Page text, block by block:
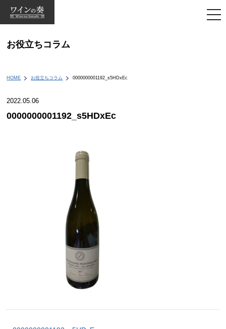
お役立ちコラム
HOME お役立ちコラム 0000000001192_s5HDxEc
2022.05.06
0000000001192_s5HDxEc